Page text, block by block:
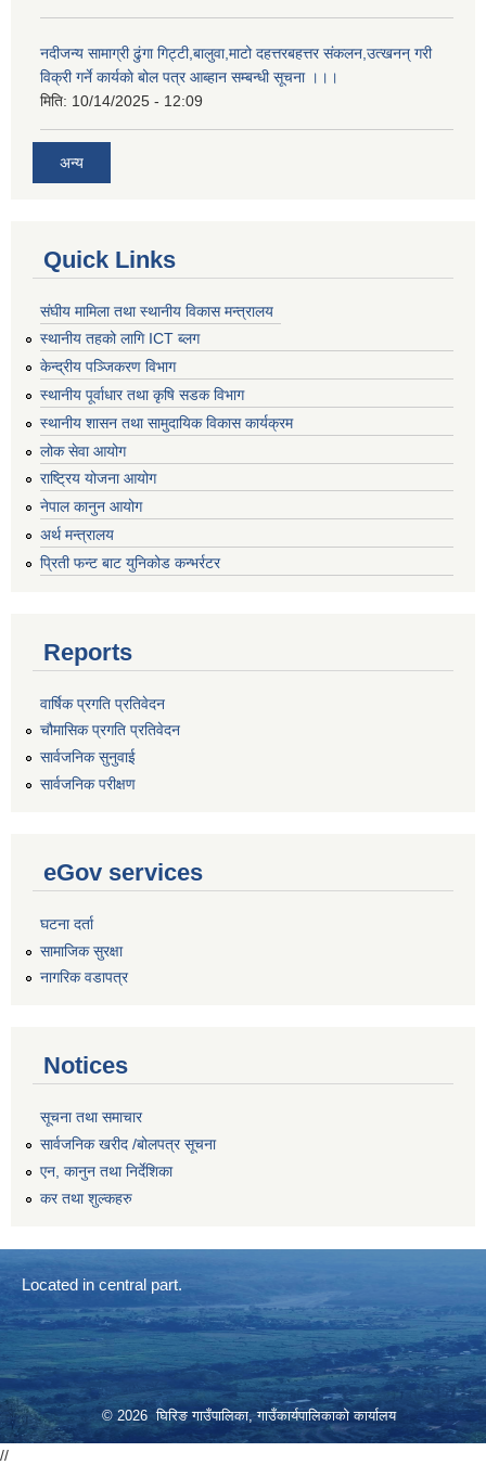
नदीजन्य सामाग्री ढुंगा गिट्टी,बालुवा,माटो दहत्तरबहत्तर संकलन,उत्खनन् गरी
विक्री गर्ने कार्यकाे बोल पत्र आब्हान सम्बन्धी सूचना ।।।
मिति: 10/14/2025 - 12:09
अन्य
Quick Links
संघीय मामिला तथा स्थानीय विकास मन्त्रालय
स्थानीय तहको लागि ICT ब्लग
केन्द्रीय पञ्जिकरण विभाग
स्थानीय पूर्वाधार तथा कृषि सडक विभाग
स्थानीय शासन तथा सामुदायिक विकास कार्यक्रम
लोक सेवा आयोग
राष्ट्रिय योजना आयोग
नेपाल कानुन आयोग
अर्थ मन्त्रालय
प्रिती फन्ट बाट युनिकोड कन्भर्रटर
Reports
वार्षिक प्रगति प्रतिवेदन
चौमासिक प्रगति प्रतिवेदन
सार्वजनिक सुनुवाई
सार्वजनिक परीक्षण
eGov services
घटना दर्ता
सामाजिक सुरक्षा
नागरिक वडापत्र
Notices
सूचना तथा समाचार
सार्वजनिक खरीद /बोलपत्र सूचना
एन, कानुन तथा निर्देशिका
कर तथा शुल्कहरु
Located in central part.
© 2026 घिरिङ गाउँपालिका, गाउँकार्यपालिकाको कार्यालय
//